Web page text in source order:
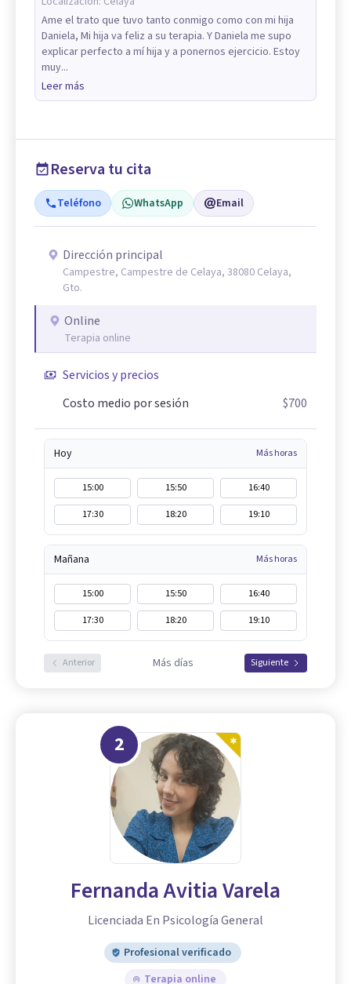
Ame el trato que tuvo tanto conmigo como con mi hija
Daniela, Mi hija va feliz a su terapia. Y Daniela me supo
explicar perfecto a mí hija y a ponernos ejercicio. Estoy
muy...
Leer más
Reserva tu cita
Teléfono WhatsApp Email
Dirección principal
Campestre, Campestre de Celaya, 38080 Celaya,
Gto.
Online
Terapia online
Servicios y precios
Costo medio por sesión
$700
Hoy Más horas
15:00 15:50
16:40
17:30
18:20 19:10
Mañana Más horas
15:00 15:50
16:40
17:30
18:20 19:10
Anterior Más días Siguiente
2
Fernanda Avitia Varela
Licenciada En Psicología General
Profesional verificado
Terapia online